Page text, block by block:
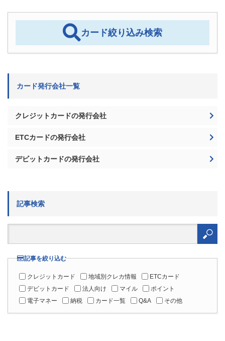
カード絞り込み検索
カード発行会社一覧
クレジットカードの発行会社
ETCカードの発行会社
デビットカードの発行会社
記事検索
検
記事を絞り込む
クレジットカード 地域別クレカ情報
ETCカード
デビットカード
法人向け マイル
ポイント
電子マネー
納税 カード一覧 Q&A その他